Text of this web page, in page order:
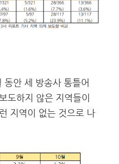
안 세 방송사 통틀어
도하지 않은 지역들이
지역이 없는 것으로 나